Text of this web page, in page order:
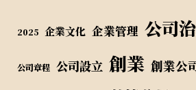
2025 企業文化 企業管理 公司
公司章程 公司設立 創業 創業公